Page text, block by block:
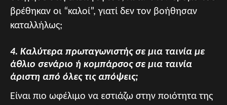
βρέθηκαν οι “καλοί”, γιατί δεν τον βοήθησαν
καταλλήλως;
4. Καλύτερα πρωταγωνιστής σε μια ταινία με
άθλιο σενάριο ή κομπάρσος σε μια ταινία
άριστη από όλες τις απόψεις;
Είναι πιο ωφέλιμο να εστιάζω στην ποιότητα της